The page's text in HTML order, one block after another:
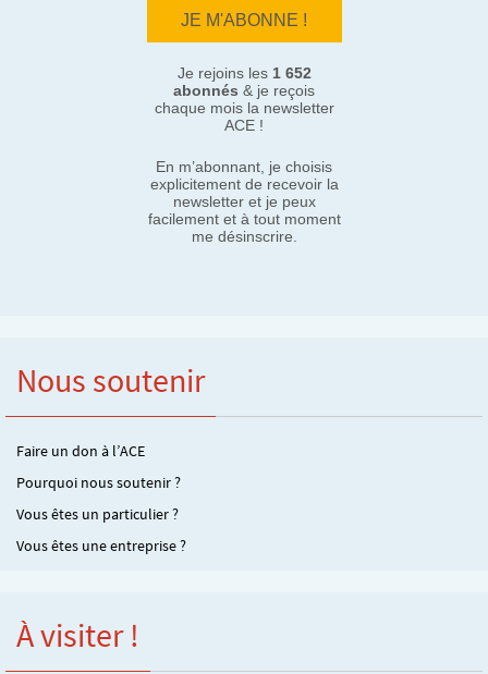
Je rejoins les 1 652
abonnés & je reçois
chaque mois la newsletter
ACE !
En m’abonnant, je choisis
explicitement de recevoir la
newsletter et je peux
facilement et à tout moment
me désinscrire.
Nous soutenir
Faire un don à l’ACE
Pourquoi nous soutenir ?
Vous êtes un particulier ?
Vous êtes une entreprise ?
À visiter !